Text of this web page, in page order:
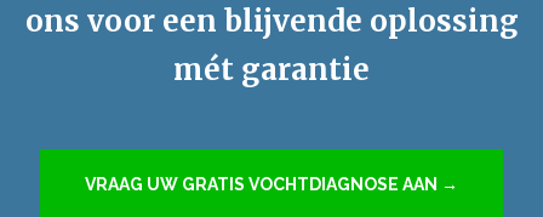
ons voor een blijvende oplossing
mét garantie
VRAAG UW GRATIS VOCHTDIAGNOSE AAN →